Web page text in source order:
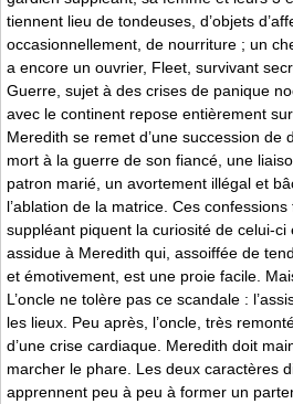
tiennent lieu de tondeuses, d’objets
occasionnellement, de nourriture ; un
a encore un ouvrier, Fleet, survivant
Guerre, sujet à des crises de panique
avec le continent repose entièrement
Meredith se remet d’une succession de
mort à la guerre de son fiancé, une
patron marié, un avortement illégal et
l’ablation de la matrice. Ces
suppléant piquent la curiosité de celui-
assidue à Meredith qui, assoiffée de
et émotivement, est une proie facile.
L’oncle ne tolère pas ce scandale :
les lieux. Peu après, l’oncle, très
d’une crise cardiaque. Meredith doit
marcher le phare. Les deux caractères
apprennent peu à peu à former un